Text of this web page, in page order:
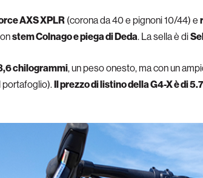
AXS XPLR (corona da 40 e pignoni 10/44) e
stem Colnago e piega di Deda. La sella è di
chilogrammi, un peso onesto, ma con un
portafoglio).Il prezzo di listino della G4-X è di